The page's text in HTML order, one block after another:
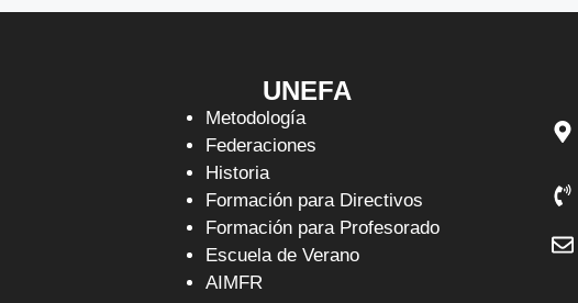
UNEFA
Metodología
Federaciones
Historia
Formación para Directivos
Formación para Profesorado
Escuela de Verano
AIMFR